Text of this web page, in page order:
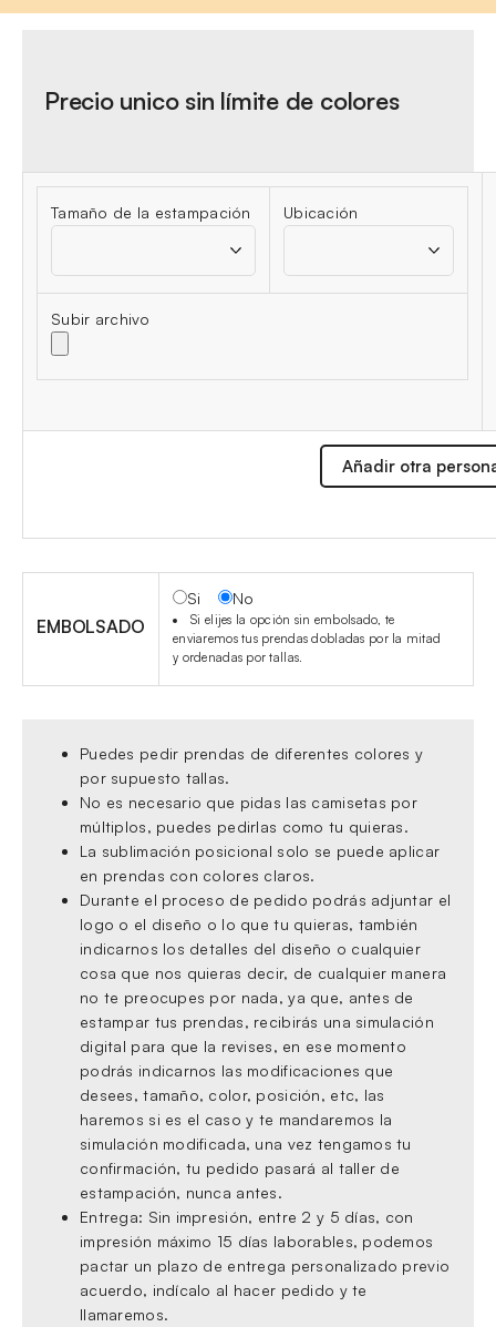
Precio unico sin límite de colores
Tamaño de la estampación Ubicación
Subir archivo
Añadir otra
EMBOLSADO
Si No
Si elijes la opción sin embolsado, te
enviaremos tus prendas dobladas por la mitad
y ordenadas por tallas.
Puedes pedir prendas de diferentes colores y
por supuesto tallas.
No es necesario que pidas las camisetas por
múltiplos, puedes pedirlas como tu quieras.
La sublimación posicional solo se puede aplicar
en prendas con colores claros.
Durante el proceso de pedido podrás adjuntar el
logo o el diseño o lo que tu quieras, también
indicarnos los detalles del diseño o cualquier
cosa que nos quieras decir, de cualquier manera
no te preocupes por nada, ya que, antes de
estampar tus prendas, recibirás una simulación
digital para que la revises, en ese momento
podrás indicarnos las modificaciones que
desees, tamaño, color, posición, etc, las
haremos si es el caso y te mandaremos la
simulación modificada, una vez tengamos tu
confirmación, tu pedido pasará al taller de
estampación, nunca antes.
Entrega: Sin impresión, entre 2 y 5 días, con
impresión máximo 15 días laborables, podemos
pactar un plazo de entrega personalizado previo
acuerdo, indícalo al hacer pedido y te
llamaremos.